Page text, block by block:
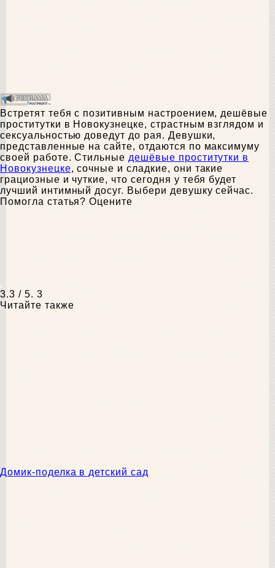
Встретят тебя с позитивным настроением, дешёвые
проститутки в Новокузнецке, страстным взглядом и
сексуальностью доведут до рая. Девушки,
представленные на сайте, отдаются по максимуму
своей работе. Стильные дешёвые проститутки в
Новокузнецке, сочные и сладкие, они такие
грациозные и чуткие, что сегодня у тебя будет
лучший интимный досуг. Выбери девушку сейчас.
Помогла статья? Оцените
3.3 / 5. 3
Читайте также
Домик-поделка в детский сад